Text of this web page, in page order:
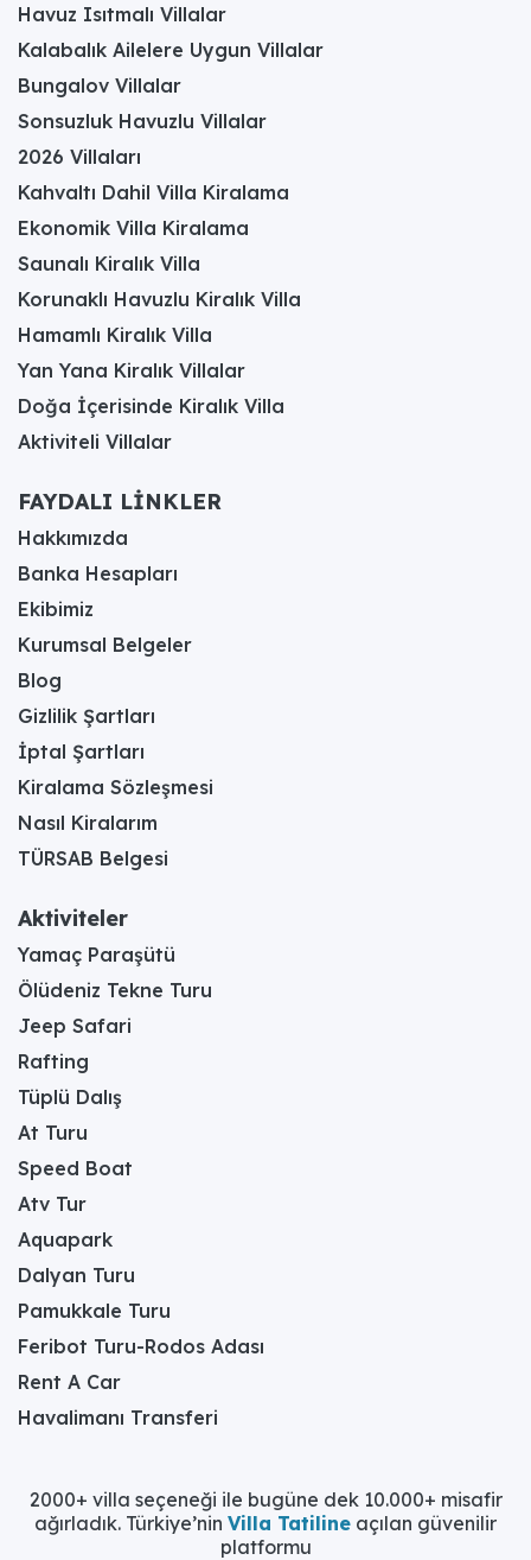
Havuz Isıtmalı Villalar
Kalabalık Ailelere Uygun Villalar
Bungalov Villalar
Sonsuzluk Havuzlu Villalar
2026 Villaları
Kahvaltı Dahil Villa Kiralama
Ekonomik Villa Kiralama
Saunalı Kiralık Villa
Korunaklı Havuzlu Kiralık Villa
Hamamlı Kiralık Villa
Yan Yana Kiralık Villalar
Doğa İçerisinde Kiralık Villa
Aktiviteli Villalar
FAYDALI LİNKLER
Hakkımızda
Banka Hesapları
Ekibimiz
Kurumsal Belgeler
Blog
Gizlilik Şartları
İptal Şartları
Kiralama Sözleşmesi
Nasıl Kiralarım
TÜRSAB Belgesi
Aktiviteler
Yamaç Paraşütü
Ölüdeniz Tekne Turu
Jeep Safari
Rafting
Tüplü Dalış
At Turu
Speed Boat
Atv Tur
Aquapark
Dalyan Turu
Pamukkale Turu
Feribot Turu-Rodos Adası
Rent A Car
Havalimanı Transferi
2000+ villa seçeneği ile bugüne dek 10.000+ misafir
ağırladık. Türkiye’nin Villa Tatiline açılan güvenilir
platformu